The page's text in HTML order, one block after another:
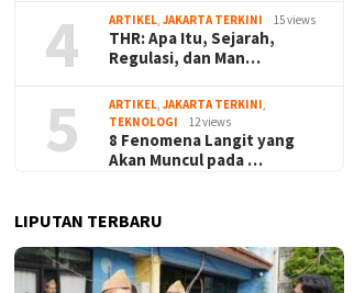
4 ARTIKEL ,JAKARTA TERKINI 15 views
THR: Apa Itu, Sejarah,
Regulasi, dan Man…
5 ARTIKEL ,JAKARTA TERKINI
TEKNOLOGI
12 views
8 Fenomena Langit yang
Akan Muncul pada …
LIPUTAN TERBARU